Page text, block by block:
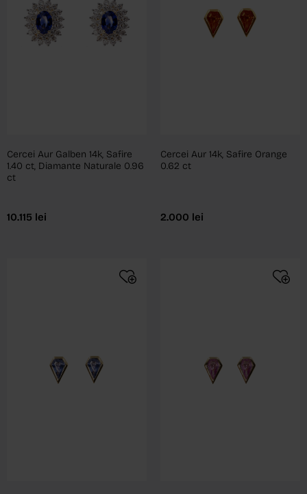
Cercei Aur Galben 14k, Safire
1.40 ct, Diamante Naturale 0.96
ct
10.115 lei
Cercei Aur 14k, Safire Orange
0.62 ct
2.000 lei